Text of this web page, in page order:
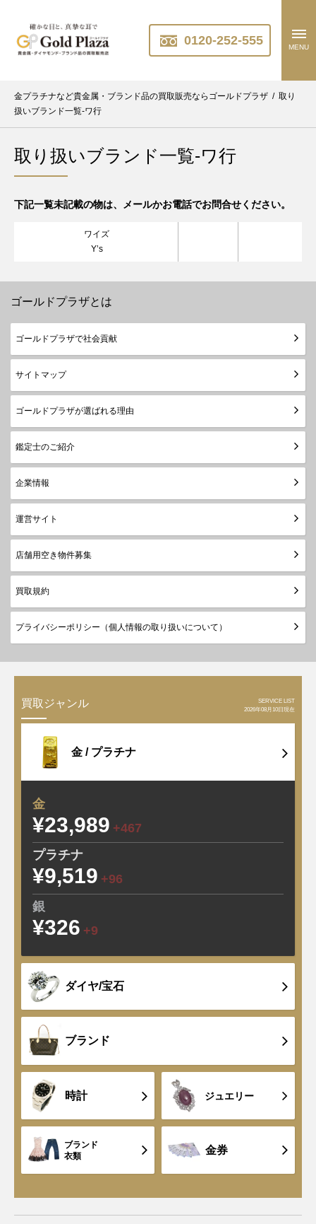
0120-252-555 MENU
金プラチナなど貴金属・ブランド品の買取販売ならゴールドプラザ / 取り
扱いブランド一覧-ワ行
取り扱いブランド一覧-ワ行
下記一覧未記載の物は、メールかお電話でお問合せください。
ワイズ
Y’s
ゴールドプラザとは
ゴールドプラザで社会貢献
サイトマップ
ゴールドプラザが選ばれる理由
鑑定士のご紹介
企業情報
運営サイト
店舗用空き物件募集
買取規約
プライバシーポリシー（個人情報の取り扱いについて）
買取ジャンル
SERVICE LIST
2026年08月10日現在
金 / プラチナ
金
¥23,989 +467
プラチナ
¥9,519 +96
銀
¥326 +9
ダイヤ/宝石
ブランド
時計 ジュエリー
ブランド
衣類
金券